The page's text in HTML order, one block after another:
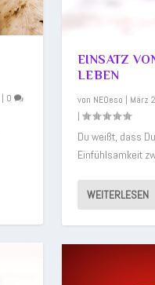
| 0
EINSATZ
LEBEN
von NEOeso | März
|
Du weißt, dass
Einfühlsamkeit
WEITERLESEN